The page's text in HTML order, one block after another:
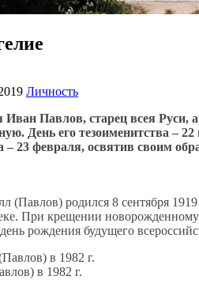
Личность
Иван Павлов, старец всея
День его тезоименитства –
23 февраля, освятив своим
(Павлов) родился 8 сентября
При крещении новорожденному
рождения будущего
в 1982 г.